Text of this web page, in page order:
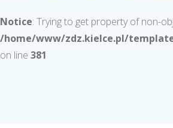
Notice: Trying to get property of non-
/home/www/zdz.kielce.pl/
on line 381